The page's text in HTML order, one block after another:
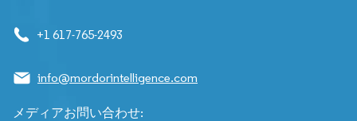
+1 617-765-2493
info@mordorintelligence.com
メディアお問い合わせ: